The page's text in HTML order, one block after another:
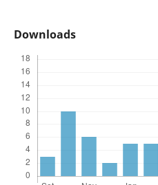
Downloads